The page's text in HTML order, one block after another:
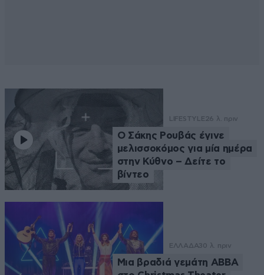
LIFESTYLE26 λ. πριν
Ο Σάκης Ρουβάς έγινε
μελισσοκόμος για μία ημέρα
στην Κύθνο – Δείτε το
βίντεο
ΕΛΛΑΔΑ30 λ. πριν
Μια βραδιά γεμάτη ABBA